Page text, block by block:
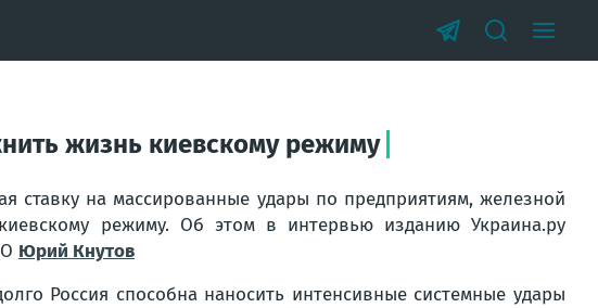
жизнь киевскому режиму
ставку на массированные удары по предприятиям, железной
режиму. Об этом в интервью изданию Украина.ру
Юрий Кнутов
Россия способна наносить интенсивные системные удары